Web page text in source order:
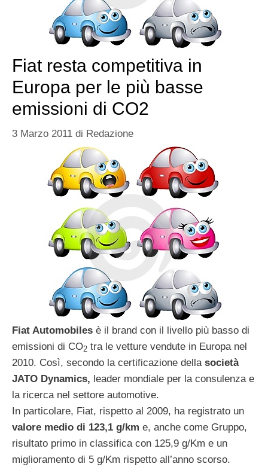
Fiat resta competitiva in
Europa per le più basse
emissioni di CO2
3 Marzo 2011 di Redazione
Fiat Automobiles è il brand con il livello più basso di
emissioni di CO2 tra le vetture vendute in Europa nel
2010. Così, secondo la certificazione della società
JATO Dynamics, leader mondiale per la consulenza e
la ricerca nel settore automotive.
In particolare, Fiat, rispetto al 2009, ha registrato un
valore medio di 123,1 g/km e, anche come Gruppo,
risultato primo in classifica con 125,9 g/Km e un
miglioramento di 5 g/Km rispetto all’anno scorso.